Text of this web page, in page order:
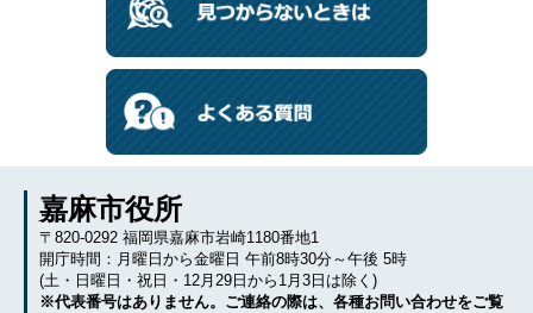
嘉麻市役所
〒820-0292 福岡県嘉麻市岩崎1180番地1
開庁時間：月曜日から金曜日 午前8時30分～午後 5時
(土・日曜日・祝日・12月29日から1月3日は除く)
※代表番号はありません。ご連絡の際は、各種お問い合わせをご覧